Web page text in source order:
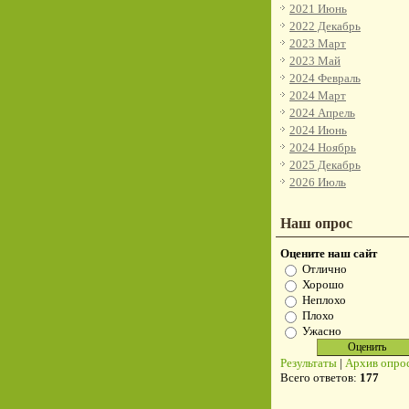
2021 Июнь
2022 Декабрь
2023 Март
2023 Май
2024 Февраль
2024 Март
2024 Апрель
2024 Июнь
2024 Ноябрь
2025 Декабрь
2026 Июль
Наш опрос
Оцените наш сайт
Отлично
Хорошо
Неплохо
Плохо
Ужасно
Результаты | Архив
Всего ответов: 177